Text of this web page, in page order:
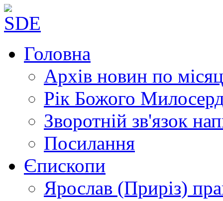
Головна
Архів новин по
Рік Божого
Зворотній зв'язок
Посилання
Єпископи
Ярослав (Приріз)